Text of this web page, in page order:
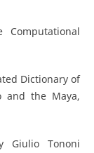
Computational
Dictionary of
and the Maya,
Giulio Tononi